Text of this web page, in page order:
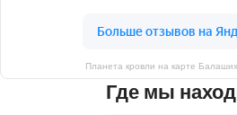
Планета кровли на карте
Где мы